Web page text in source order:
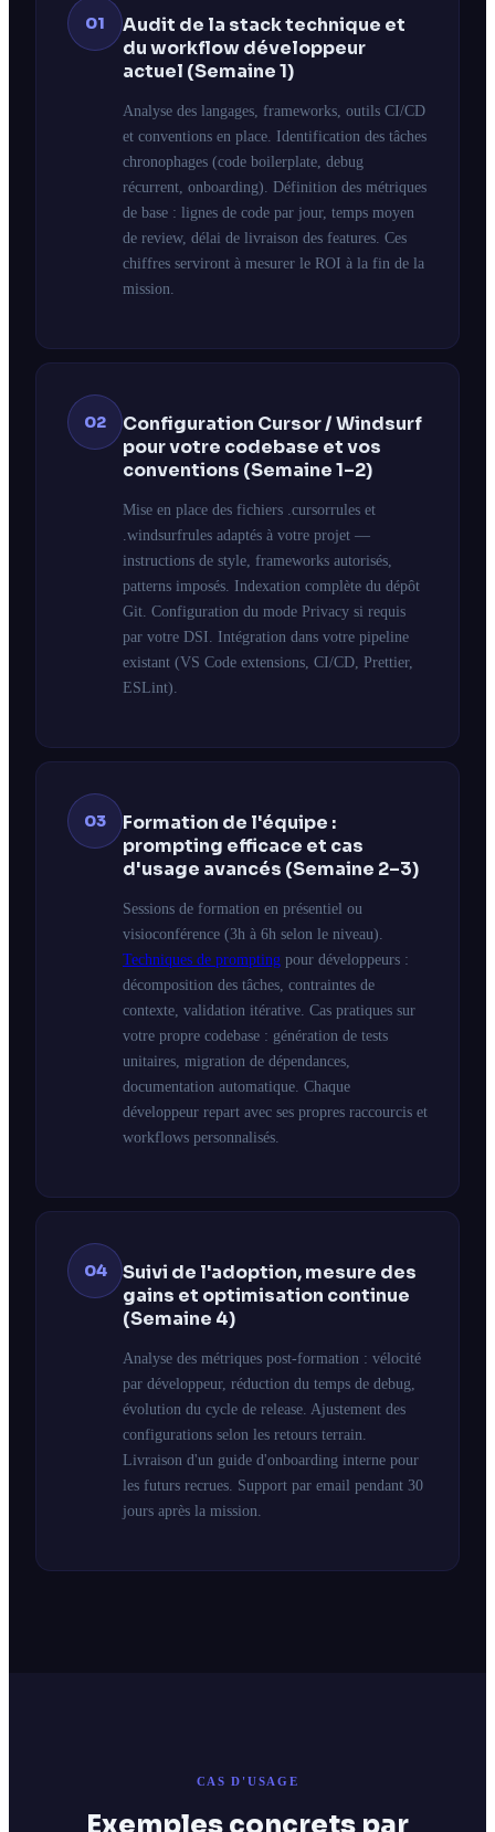
01
Audit de la stack technique et
du workflow développeur
actuel (Semaine 1)
Analyse des langages, frameworks, outils CI/CD
et conventions en place. Identification des tâches
chronophages (code boilerplate, debug
récurrent, onboarding). Définition des métriques
de base : lignes de code par jour, temps moyen
de review, délai de livraison des features. Ces
chiffres serviront à mesurer le ROI à la fin de la
mission.
02
Configuration Cursor / Windsurf
pour votre codebase et vos
conventions (Semaine 1–2)
Mise en place des fichiers .cursorrules et
.windsurfrules adaptés à votre projet —
instructions de style, frameworks autorisés,
patterns imposés. Indexation complète du dépôt
Git. Configuration du mode Privacy si requis
par votre DSI. Intégration dans votre pipeline
existant (VS Code extensions, CI/CD, Prettier,
ESLint).
03
Formation de l'équipe :
prompting efficace et cas
d'usage avancés (Semaine 2–3)
Sessions de formation en présentiel ou
visioconférence (3h à 6h selon le niveau).
Techniques de prompting pour développeurs :
décomposition des tâches, contraintes de
contexte, validation itérative. Cas pratiques sur
votre propre codebase : génération de tests
unitaires, migration de dépendances,
documentation automatique. Chaque
développeur repart avec ses propres raccourcis et
workflows personnalisés.
04
Suivi de l'adoption, mesure des
gains et optimisation continue
(Semaine 4)
Analyse des métriques post-formation : vélocité
par développeur, réduction du temps de debug,
évolution du cycle de release. Ajustement des
configurations selon les retours terrain.
Livraison d'un guide d'onboarding interne pour
les futurs recrues. Support par email pendant 30
jours après la mission.
CAS D'USAGE